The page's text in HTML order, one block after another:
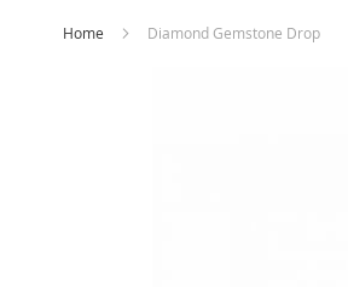
Home Diamond Gemstone Drop